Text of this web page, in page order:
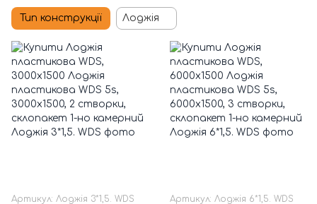
Тип конструкції Лоджія
Артикул: Лоджія 3*1,5. WDS
Артикул: Лоджія 6*1,5. WDS